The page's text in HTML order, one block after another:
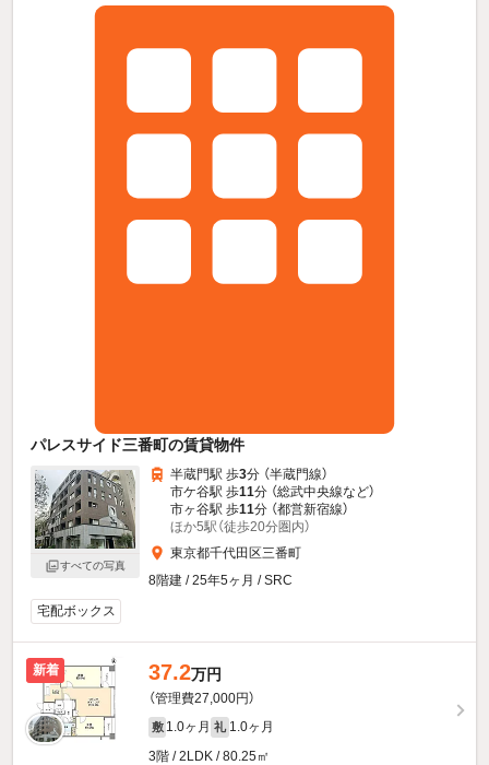
パレスサイド三番町の賃貸物件
すべての写真
半蔵門駅 歩3分 （半蔵門線）
市ケ谷駅 歩11分 （総武中央線など）
市ヶ谷駅 歩11分 （都営新宿線）
ほか5駅（徒歩20分圏内）
東京都千代田区三番町
8階建 / 25年5ヶ月 / SRC
宅配ボックス
新着 37.2万円
（管理費27,000円）
敷 1.0ヶ月 礼 1.0ヶ月
3階 / 2LDK / 80.25㎡